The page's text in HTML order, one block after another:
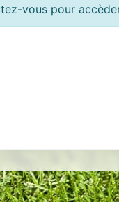
vous pour